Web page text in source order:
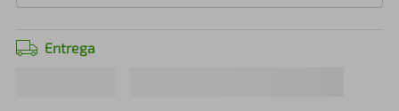
Entrega